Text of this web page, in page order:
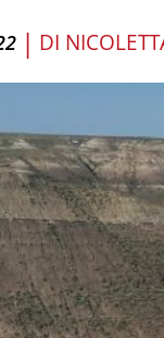
| DI